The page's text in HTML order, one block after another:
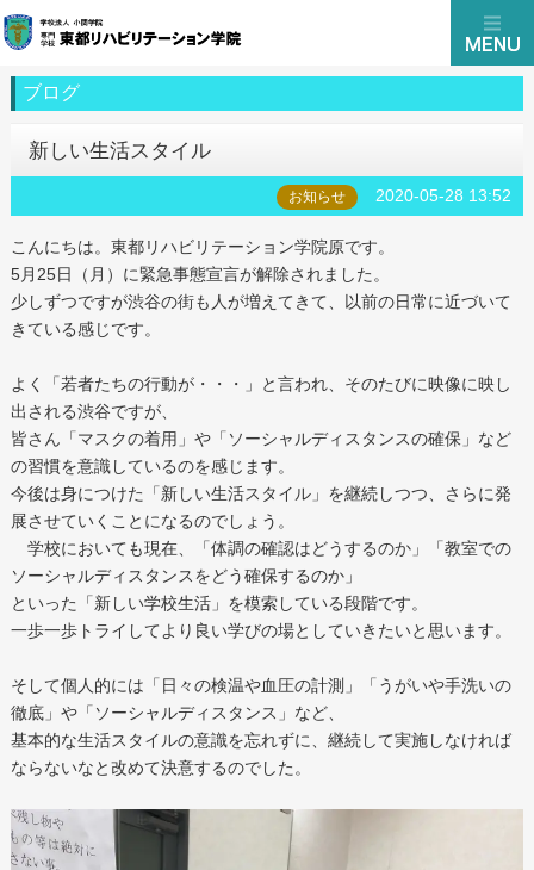
ブログ
新しい生活スタイル
お知らせ 2020-05-28 13:52
こんにちは。東都リハビリテーション学院原です。
5月25日（月）に緊急事態宣言が解除されました。
少しずつですが渋谷の街も人が増えてきて、以前の日常に近づいて
きている感じです。
よく「若者たちの行動が・・・」と言われ、そのたびに映像に映し
出される渋谷ですが、
皆さん「マスクの着用」や「ソーシャルディスタンスの確保」など
の習慣を意識しているのを感じます。
今後は身につけた「新しい生活スタイル」を継続しつつ、さらに発
展させていくことになるのでしょう。
学校においても現在、「体調の確認はどうするのか」「教室での
ソーシャルディスタンスをどう確保するのか」
といった「新しい学校生活」を模索している段階です。
一歩一歩トライしてより良い学びの場としていきたいと思います。
そして個人的には「日々の検温や血圧の計測」「うがいや手洗いの
徹底」や「ソーシャルディスタンス」など、
基本的な生活スタイルの意識を忘れずに、継続して実施しなければ
ならないなと改めて決意するのでした。